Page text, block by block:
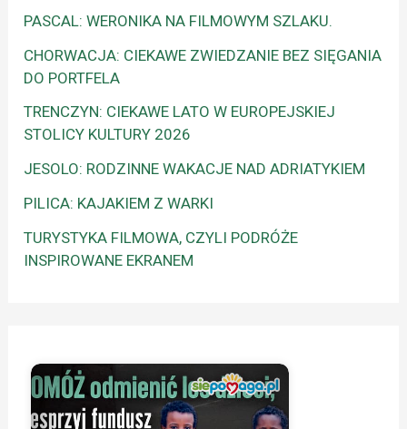
PASCAL: WERONIKA NA FILMOWYM SZLAKU.
CHORWACJA: CIEKAWE ZWIEDZANIE BEZ SIĘGANIA
DO PORTFELA
TRENCZYN: CIEKAWE LATO W EUROPEJSKIEJ
STOLICY KULTURY 2026
JESOLO: RODZINNE WAKACJE NAD ADRIATYKIEM
PILICA: KAJAKIEM Z WARKI
TURYSTYKA FILMOWA, CZYLI PODRÓŻE
INSPIROWANE EKRANEM